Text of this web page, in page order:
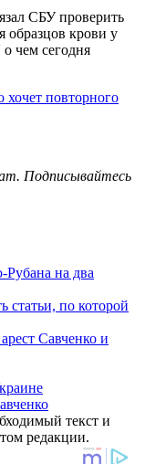
СБУ проверить
образцов крови у
чем сегодня
хочет повторного
Подписывайтесь
Рубана на два
статьи, по которой
Савченко и
текст и
редакции.